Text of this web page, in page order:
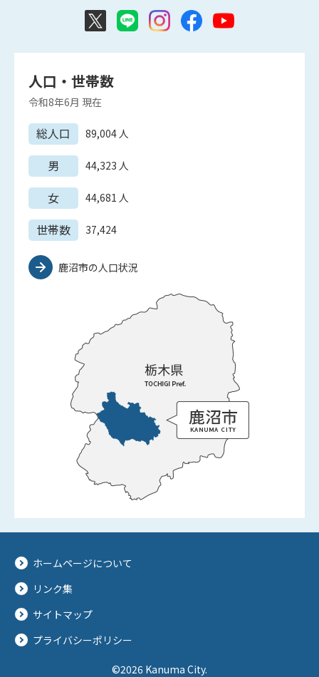
人口・世帯数
令和8年6月 現在
総人口 89,004人
男 44,323 人
女 44,681 人
世帯数 37,424
鹿沼市の人口状況
ホームページについて
リンク集
サイトマップ
プライバシーポリシー
©2026 Kanuma City.